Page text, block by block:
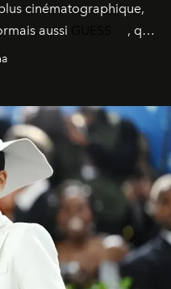
cinématographique,
aussi
, qui
hôtels, bateaux et
de style les plus